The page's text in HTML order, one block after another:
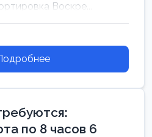
Воскре...
по 8 часов 6